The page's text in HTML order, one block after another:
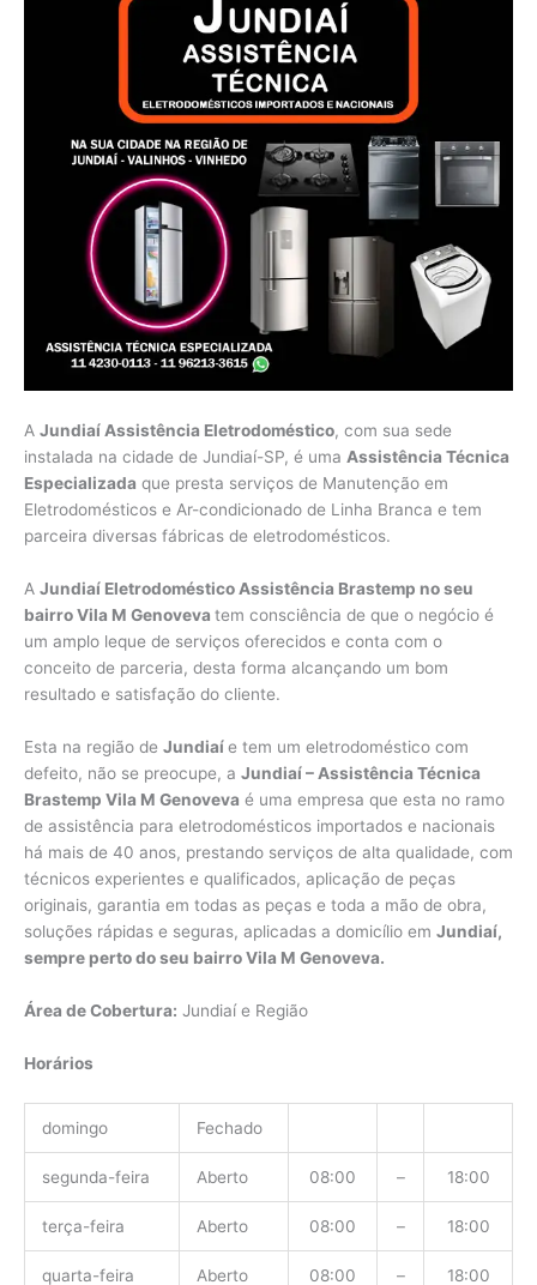
A Jundiaí Assistência Eletrodoméstico, com sua sede
instalada na cidade de Jundiaí-SP, é uma Assistência Técnica
Especializada que presta serviços de Manutenção em
Eletrodomésticos e Ar-condicionado de Linha Branca e tem
parceira diversas fábricas de eletrodomésticos.
A Jundiaí Eletrodoméstico Assistência Brastemp no seu
bairro Vila M Genoveva tem consciência de que o negócio é
um amplo leque de serviços oferecidos e conta com o
conceito de parceria, desta forma alcançando um bom
resultado e satisfação do cliente.
Esta na região de Jundiaíe tem um eletrodoméstico com
defeito, não se preocupe, a Jundiaí – Assistência Técnica
Brastemp Vila M Genoveva é uma empresa que esta no ramo
de assistência para eletrodomésticos importados e nacionais
há mais de 40 anos, prestando serviços de alta qualidade, com
técnicos experientes e qualificados, aplicação de peças
originais, garantia em todas as peças e toda a mão de obra,
soluções rápidas e seguras, aplicadas a domicílio em Jundiaí,
sempre perto do seu bairro Vila M Genoveva.
Área de Cobertura: Jundiaí e Região
Horários
domingo Fechado
segunda-feira Aberto 08:00 – 18:00
terça-feira Aberto 08:00 – 18:00
quarta-feira Aberto 08:00 – 18:00